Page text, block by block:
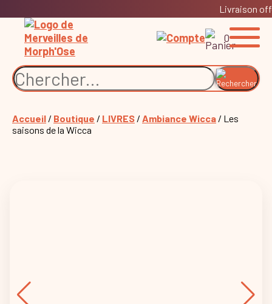
Livraison
0
Accueil / Boutique / LIVRES / Ambiance Wicca / Les
saisons de la Wicca